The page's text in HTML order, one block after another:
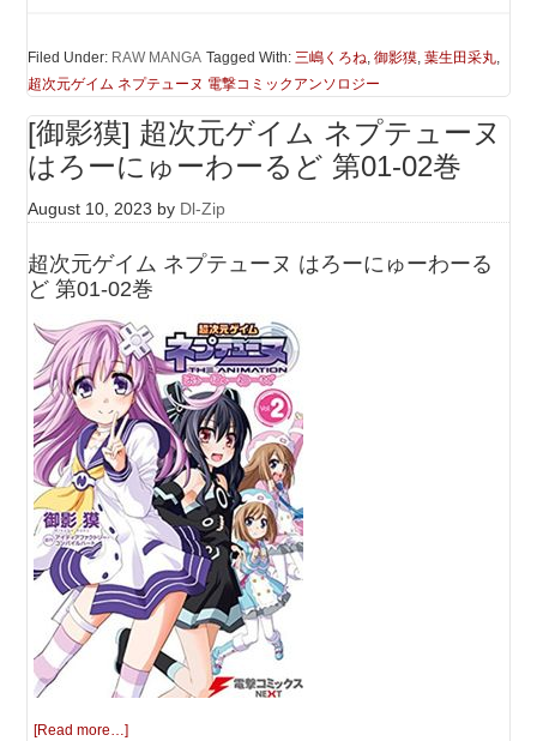
Filed Under: RAW MANGA Tagged With:三嶋くろね,御影獏,葉生田采丸,
超次元ゲイム ネプテューヌ 電撃コミックアンソロジー
[御影獏] 超次元ゲイム ネプテューヌ
はろーにゅーわーるど 第01-02巻
August 10, 2023 by Dl-Zip
超次元ゲイム ネプテューヌ はろーにゅーわーる
ど 第01-02巻
[Read more…]